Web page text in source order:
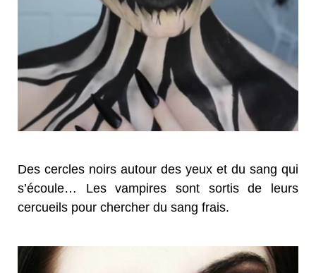
Des cercles noirs autour des yeux et du sang qui
s’écoule… Les vampires sont sortis de leurs
cercueils pour chercher du sang frais.